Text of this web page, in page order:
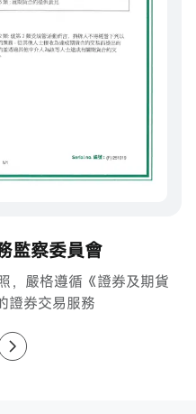
監察委員會
，嚴格遵循《證券及期貨
證券交易服務